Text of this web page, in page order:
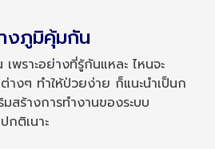
งภูมิคุ้มกัน
พราะอย่างที่รู้กันแหละ ไหนจะ
ต่างๆ ทำให้ป่วยง่าย ก็แนะนำเป็นก
สร้างการทำงานของระบบ
กติเนาะ